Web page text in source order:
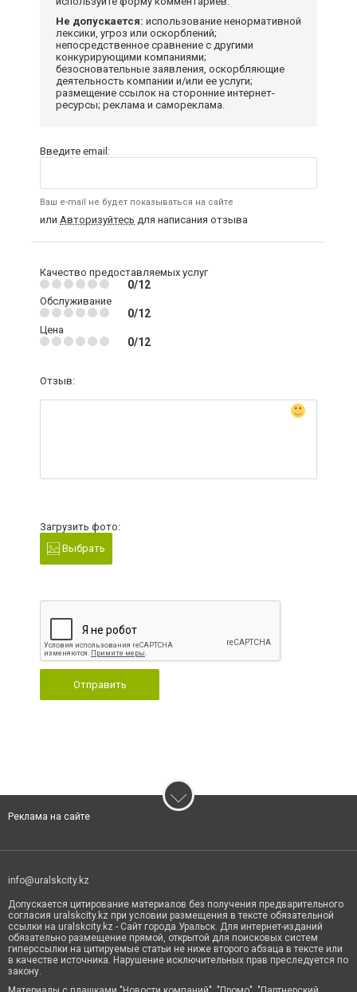
Не допускается: использование ненормативной
лексики, угроз или оскорблений;
непосредственное сравнение с другими
конкурирующими компаниями;
безосновательные заявления, оскорбляющие
деятельность компании и/или ее услуги;
размещение ссылок на сторонние интернет-
ресурсы; реклама и самореклама.
Введите email:
Ваш e-mail не будет показываться на сайте
или Авторизуйтесь для написания отзыва
Качество предоставляемых услуг
0/12
Обслуживание
0/12
Цена
0/12
Отзыв:
Загрузить фото:
Выбрать
Отправить
Реклама на сайте
info@uralskcity.kz
Допускается цитирование материалов без получения предварительного
согласия uralskcity.kz при условии размещения в тексте обязательной
ссылки на uralskcity.kz - Сайт города Уральск. Для интернет-изданий
обязательно размещение прямой, открытой для поисковых систем
гиперссылки на цитируемые статьи не ниже второго абзаца в тексте или
в качестве источника. Нарушение исключительных прав преследуется по
закону.